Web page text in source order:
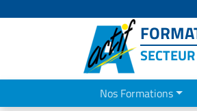
Nos Formations